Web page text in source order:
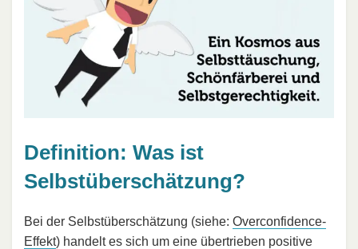
Definition: Was ist
Selbstüberschätzung?
Bei der Selbstüberschätzung (siehe: Overconfidence-
Effekt) handelt es sich um eine übertrieben positive